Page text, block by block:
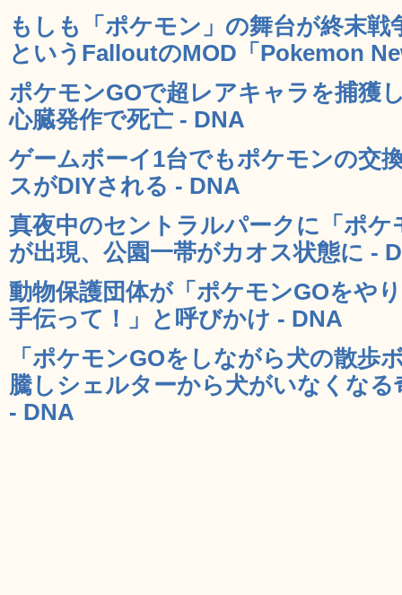
もしも「ポケモン」の舞台が終末
というFalloutのMOD「Pokemon
ポケモンGOで超レアキャラを捕獲
心臓発作で死亡 - DNA
ゲームボーイ1台でもポケモンの交
スがDIYされる - DNA
真夜中のセントラルパークに「ポ
が出現、公園一帯がカオス状態に -
動物保護団体が「ポケモンGOをや
手伝って！」と呼びかけ - DNA
「ポケモンGOをしながら犬の散歩
騰しシェルターから犬がいなくな
- DNA